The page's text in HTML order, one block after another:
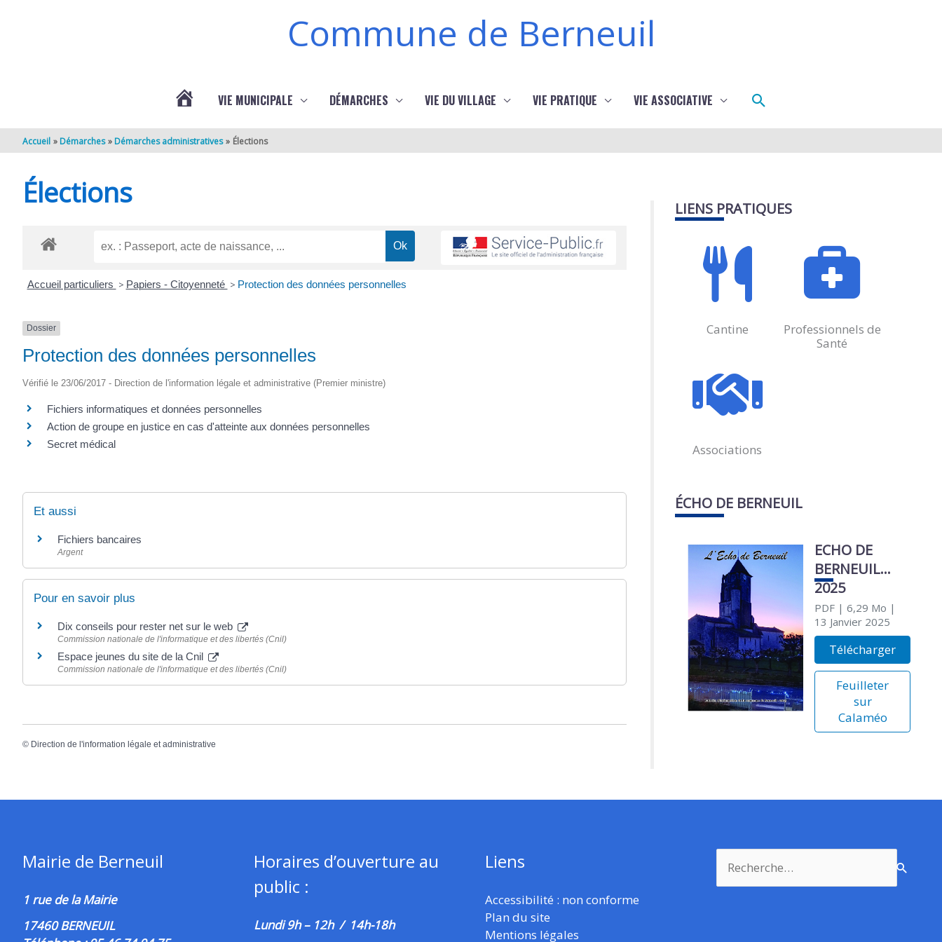
Commune de Berneuil
VIE MUNICIPALE DÉMARCHES VIE DU VILLAGE VIE PRATIQUE VIE ASSOCIATIVE Rechercher
Accueil Démarches Démarches administratives Élections
Élections
Accueil particuliers > Papiers - Citoyenneté > Protection des données personnelles
Dossier
Protection des données personnelles
Vérifié le 23/06/2017 - Direction de l'information légale et administrative (Premier ministre)
Fichiers informatiques et données personnelles
Action de groupe en justice en cas d'atteinte aux données personnelles
Secret médical
Et aussi
Fichiers bancaires
Argent
Pour en savoir plus
Dix conseils pour rester net sur le web
Commission nationale de l'informatique et des libertés (Cnil)
Espace jeunes du site de la Cnil
Commission nationale de l'informatique et des libertés (Cnil)
© Direction de l'information légale et administrative
LIENS PRATIQUES
Cantine
Professionnels de
Santé
Associations
ÉCHO DE BERNEUIL
ECHO DE
BERNEUIL
2025
PDF| 6,29 Mo |
13 Janvier 2025
Télécharger
Feuilleter
sur
Calaméo
Mairie de Berneuil
1 rue de la Mairie
17460 BERNEUIL
Horaires d’ouverture au
public :
Lundi 9h – 12h / 14h-18h
Liens
Accessibilité : non conforme
Plan du site
Mentions légales